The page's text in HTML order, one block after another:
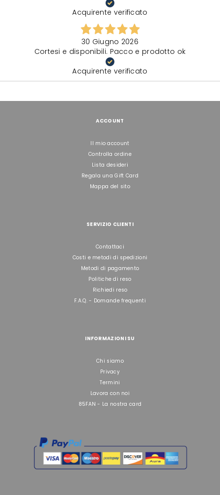
Acquirente verificato
30 Giugno 2026
Cortesi e disponibili. Pacco e prodotto ok
Acquirente verificato
ACCOUNT
Il mio account
Controlla ordine
Lista desideri
Regala una Gift Card
Mappa del sito
SERVIZIO CLIENTI
Contattaci
Costi e metodi di spedizioni
Metodi di pagamento
Politiche di reso
Richiedi reso
F.A.Q. - Domande frequenti
INFORMAZIONI SU
Chi siamo
Privacy
Termini
Lavora con noi
85FAN - La nostra card